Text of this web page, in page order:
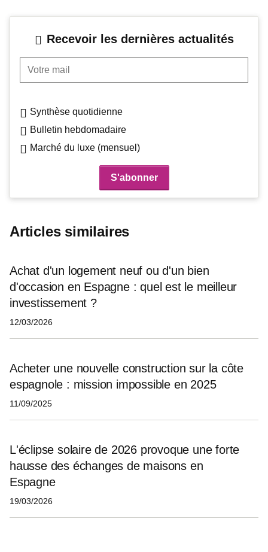
Recevoir les dernières actualités
Votre mail
Synthèse quotidienne
Bulletin hebdomadaire
Marché du luxe (mensuel)
Articles similaires
Achat d'un logement neuf ou d'un bien
d'occasion en Espagne : quel est le meilleur
investissement ?
12/03/2026
Acheter une nouvelle construction sur la côte
espagnole : mission impossible en 2025
11/09/2025
L'éclipse solaire de 2026 provoque une forte
hausse des échanges de maisons en
Espagne
19/03/2026